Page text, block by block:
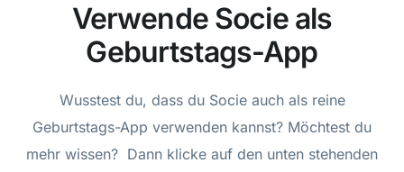
Verwende Socie als
Geburtstags-App
Wusstest du, dass du Socie auch als reine
Geburtstags-App verwenden kannst? Möchtest du
mehr wissen? Dann klicke auf den unten stehenden